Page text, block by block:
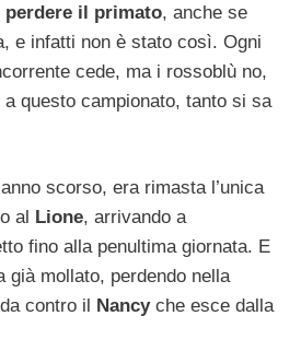
perdere il primato, anche se
e infatti non è stato così. Ogni
cede, ma i rossoblù no,
questo campionato, tanto si sa
scorso, era rimasta l’unica
al Lione, arrivando a
fino alla penultima giornata. E
già mollato, perdendo nella
contro il
Nancy che esce dalla